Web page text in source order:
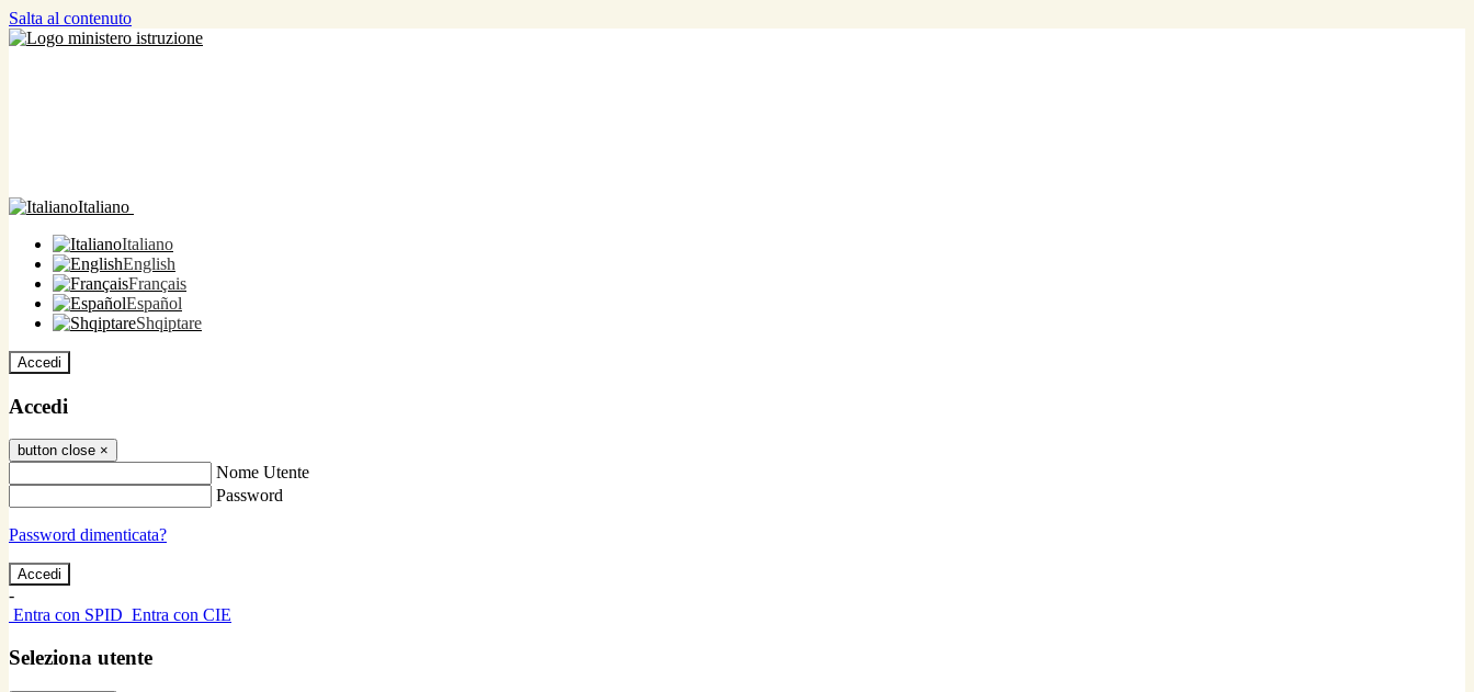
Salta al contenuto
Italiano
Italiano
English
Français
Español
Shqiptare
Accedi
Accedi
button close ×
Nome Utente
Password
Password dimenticata?
-
Entra con SPID Entra con CIE
Seleziona utente